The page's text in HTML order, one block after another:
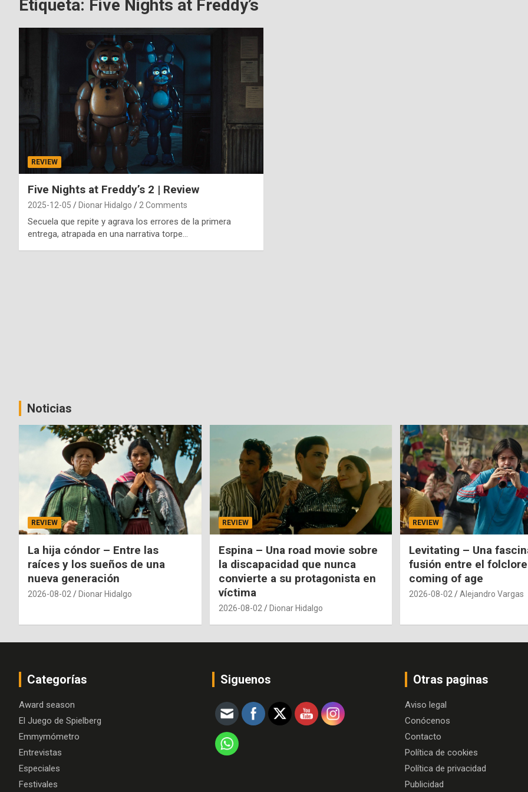
Etiqueta: Five Nights at Freddy’s
REVIEW
Five Nights at Freddy’s 2 | Review
2025-12-05 Dionar Hidalgo 2 Comments
Secuela que repite y agrava los errores de la primera
entrega, atrapada en una narrativa torpe…
Noticias
REVIEW
La hija cóndor – Entre las
raíces y los sueños de una
nueva generación
2026-08-02 Dionar Hidalgo
REVIEW
Espina – Una road movie sobre
la discapacidad que nunca
convierte a su protagonista en
víctima
2026-08-02 Dionar Hidalgo
REVIEW
Levitating – Una
fusión entre el
coming of age
2026-08-02 Alejandro Vargas
Categorías
Award season
El Juego de Spielberg
Emmymómetro
Entrevistas
Especiales
Festivales
Siguenos Otras paginas
Aviso legal
Conócenos
Contacto
Política de cookies
Política de privacidad
Publicidad